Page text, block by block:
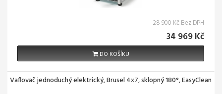
28 900 Kč Bez DPH
34 969 Kč
DO KOŠÍKU
Vaflovač jednoduchý elektrický, Brusel 4x7, sklopný 180°, EasyClean